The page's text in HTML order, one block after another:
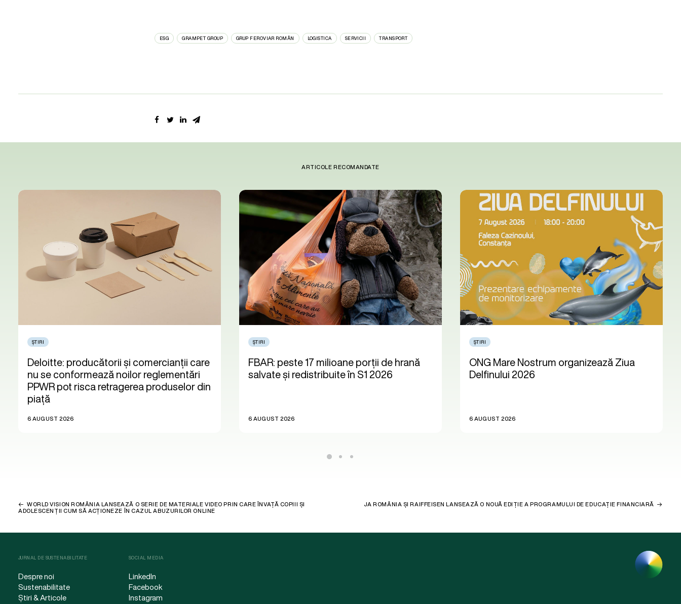
ESG GRAMPET GROUP GRUP FEROVIAR ROMÂN LOGISTICA SERVICII TRANSPORT
ARTICOLE RECOMANDATE
ȘTIRI
Deloitte: producătorii și comercianții care
nu se conformează noilor reglementări
PPWR pot risca retragerea produselor din
piață
6 AUGUST 2026
ȘTIRI
FBAR: peste 17 milioane porții de hrană
salvate și redistribuite în S1 2026
6 AUGUST 2026
ȘTIRI
ONG Mare Nostrum organizează Ziua
Delfinului 2026
6 AUGUST 2026
WORLD VISION ROMÂNIA LANSEAZĂ O SERIE DE MATERIALE VIDEO PRIN CARE ÎNVAȚĂ COPIII ȘI
ADOLESCENȚII CUM SĂ ACȚIONEZE ÎN CAZUL ABUZURILOR ONLINE
JA ROMÂNIA ȘI RAIFFEISEN LANSEAZĂ O NOUĂ EDIȚIE A PROGRAMULUI DE EDUCAȚIE FINANCIARĂ
JURNAL DE SUSTENABILITATE
Despre noi
Sustenabilitate
Știri & Articole
SOCIAL MEDIA
LinkedIn
Facebook
Instagram